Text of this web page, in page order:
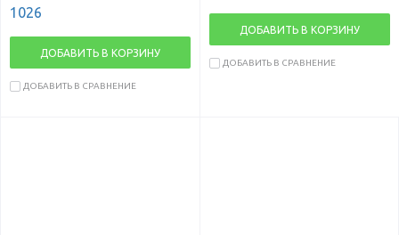
1026
ДОБАВИТЬ В КОРЗИНУ
ДОБАВИТЬ В СРАВНЕНИЕ
ДОБАВИТЬ В КОРЗИНУ
ДОБАВИТЬ В СРАВНЕНИЕ